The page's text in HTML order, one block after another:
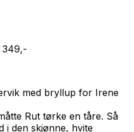
349,-
med bryllup for Irene
Rut tørke en tåre. Så
i den skjønne, hvite